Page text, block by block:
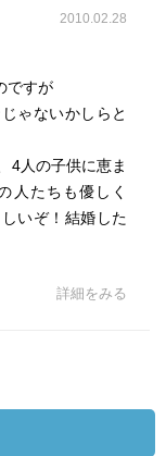
2010.02.28
ですが
ゃないかしらと
4人の子供に恵ま
人たちも優しく
いぞ！結婚した
詳細をみる